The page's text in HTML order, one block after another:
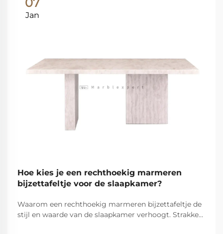
Jan
Hoe kies je een rechthoekig marmeren
bijzettafeltje voor de slaapkamer?
Waarom een rechthoekig marmeren bijzettafeltje de
stijl en waarde van de slaapkamer verhoogt. Strakke